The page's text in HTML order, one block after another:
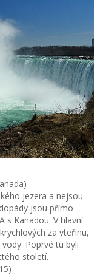
jezera a nejsou
jsou přímo
s Kanadou. V hlavní
za vteřinu,
Poprvé tu byli
století.